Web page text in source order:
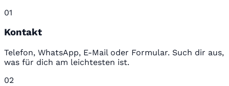
01
Kontakt
Telefon, WhatsApp, E-Mail oder Formular. Such dir aus,
was für dich am leichtesten ist.
02